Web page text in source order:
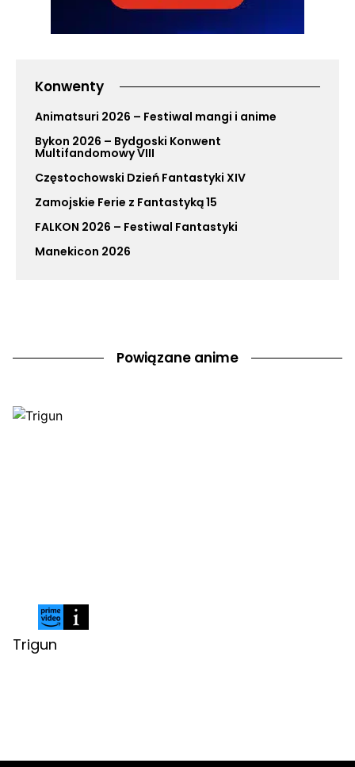
Konwenty
Animatsuri 2026 – Festiwal mangi i anime
Bykon 2026 – Bydgoski Konwent
Multifandomowy VIII
Częstochowski Dzień Fantastyki XIV
Zamojskie Ferie z Fantastyką 15
FALKON 2026 – Festiwal Fantastyki
Manekicon 2026
Powiązane anime
Trigun